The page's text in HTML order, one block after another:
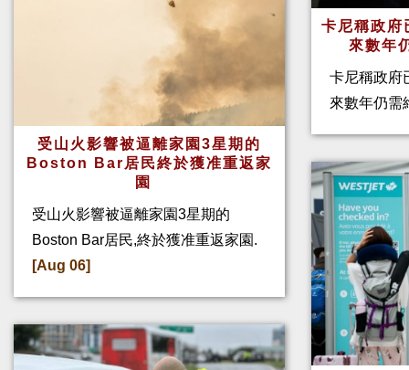
受山火影響被逼離家園3星期的
Boston Bar居民終於獲准重返家
園
受山火影響被逼離家園3星期的
Boston Bar居民,終於獲准重返家園.
[Aug 06]
卡尼稱政府
來數年
卡尼稱政府
來數年仍需